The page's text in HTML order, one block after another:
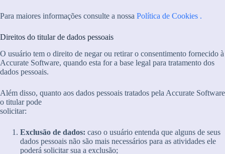
Para maiores informações consulte a nossa Política de Cookies .
Direitos do titular de dados pessoais
O usuário tem o direito de negar ou retirar o consentimento fornecido à
Accurate Software, quando esta for a base legal para tratamento dos
dados pessoais.
Além disso, quanto aos dados pessoais tratados pela Accurate Software
o titular pode
solicitar:
Exclusão de dados: caso o usuário entenda que alguns de seus
dados pessoais não são mais necessários para as atividades ele
poderá solicitar sua a exclusão;